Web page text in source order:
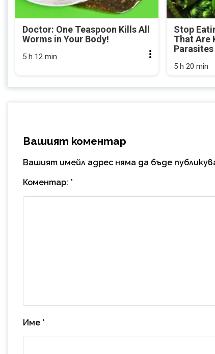
Doctor: One Teaspoon Kills All
Worms in Your Body!
5 h 12 min
Stop
That Are
Parasites
5 h 20 min
Вашият коментар
Вашият имейл адрес няма да бъде
Коментар: *
Име *